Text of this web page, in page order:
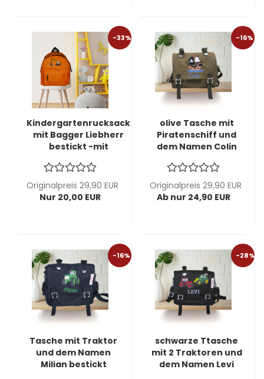
-33%
Kindergartenrucksack
mit Bagger Liebherr
bestickt -mit
möglich- B-Ware mit
kleinen Flecken
Originalpreis 29,90 EUR
Nur 20,00 EUR
-16%
olive Tasche mit
Piratenschiff und
dem Namen Colin
individualisierbar-
Kindergartentasche
-Ausstellungsstück-
Originalpreis 29,90 EUR
Ab nur 24,90 EUR
-16%
Tasche mit Traktor
und dem Namen
Milian bestickt
-28%
schwarze Ttasche
mit 2 Traktoren und
dem Namen Levi